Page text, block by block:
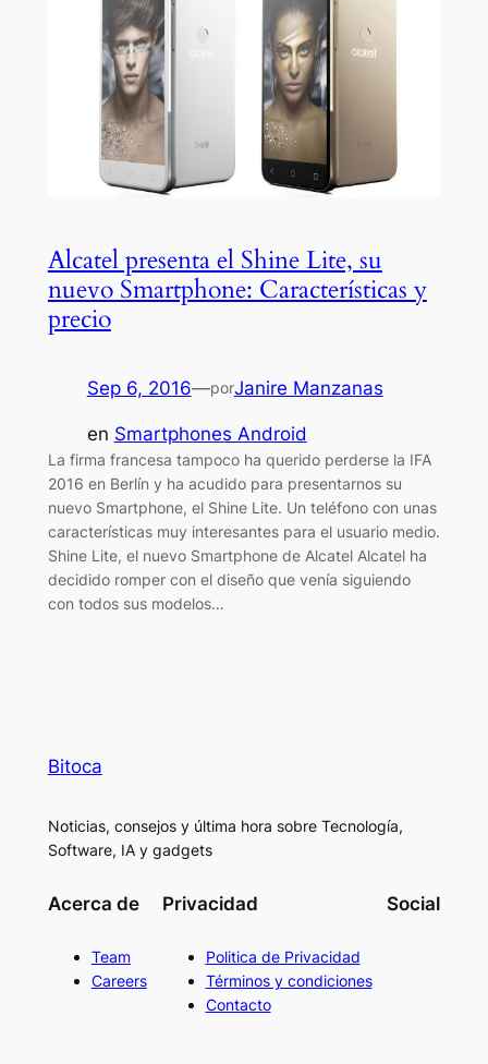
Alcatel presenta el Shine Lite, su
nuevo Smartphone: Características y
precio
Sep 6, 2016—porJanire Manzanas
en Smartphones Android
La firma francesa tampoco ha querido perderse la IFA
2016 en Berlín y ha acudido para presentarnos su
nuevo Smartphone, el Shine Lite. Un teléfono con unas
características muy interesantes para el usuario medio.
Shine Lite, el nuevo Smartphone de Alcatel Alcatel ha
decidido romper con el diseño que venía siguiendo
con todos sus modelos…
Bitoca
Noticias, consejos y última hora sobre Tecnología,
Software, IA y gadgets
Acerca de
Team
Careers
Privacidad
Politica de Privacidad
Términos y condiciones
Contacto
Social